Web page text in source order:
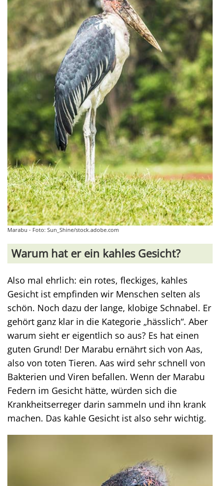
Marabu - Foto: Sun_Shine/stock.adobe.com
Warum hat er ein kahles Gesicht?
Also mal ehrlich: ein rotes, fleckiges, kahles
Gesicht ist empfinden wir Menschen selten als
schön. Noch dazu der lange, klobige Schnabel. Er
gehört ganz klar in die Kategorie „hässlich“. Aber
warum sieht er eigentlich so aus? Es hat einen
guten Grund! Der Marabu ernährt sich von Aas,
also von toten Tieren. Aas wird sehr schnell von
Bakterien und Viren befallen. Wenn der Marabu
Federn im Gesicht hätte, würden sich die
Krankheitserreger darin sammeln und ihn krank
machen. Das kahle Gesicht ist also sehr wichtig.